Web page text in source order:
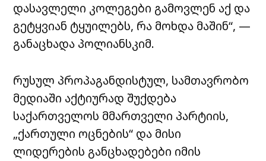
დასავლელი კოლეგები გამოვლენ აქ და
გეტყვიან ტყუილებს, რა მოხდა მაშინ“, —
განაცხადა პოლიანსკიმ.
რუსულ პროპაგანდისტულ, სამთავრობო
მედიაში აქტიურად შუქდება
საქართველოს მმართველი პარტიის,
„ქართული ოცნების“ და მისი
ლიდერების განცხადებები იმის